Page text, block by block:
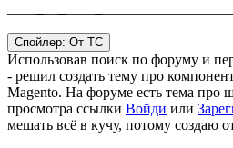
Спойлер: От ТС
Использовав поиск по форуму и
- решил создать тему про
Magento. На форуме есть тема про
просмотра ссылки Войди или
мешать всё в кучу, потому создаю